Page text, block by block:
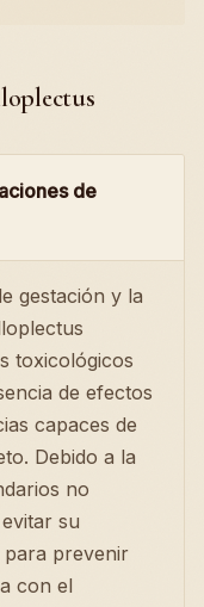
de
gestación y la
toxicológicos
de efectos
capaces de
Debido a la
no
su
prevenir
con el